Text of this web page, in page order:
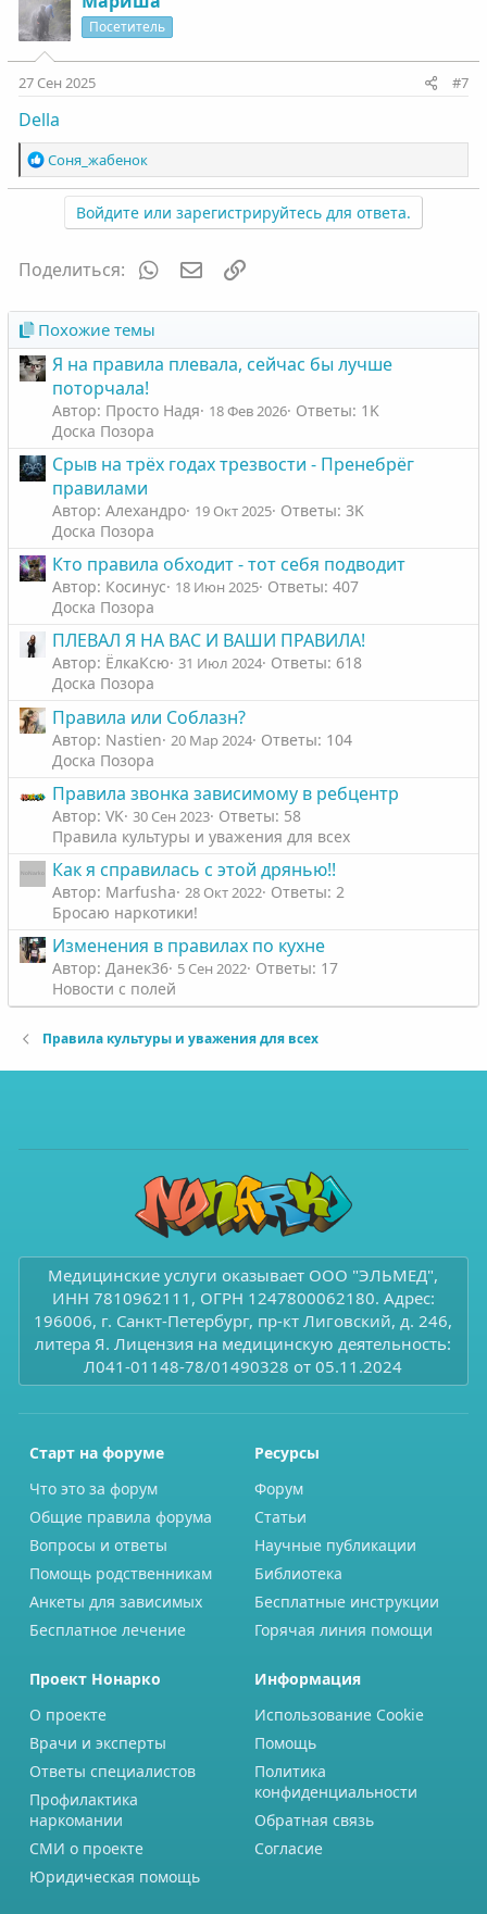
Посетитель
27 Сен 2025 #7
Della
Р
е
и
Соня_жабенок
Войдите или зарегистрируйтесь для ответа.
Поделиться: WhatsAppЭлектронная почта
Похожие темы
Я на правила плевала, сейчас бы лучше
поторчала!
Автор: Просто Надя 18 Фев 2026 Ответы: 1K
Доска Позора
Срыв на трёх годах трезвости - Пренебрёг
правилами
Автор: Алехандро 19 Окт 2025 Ответы: 3K
Доска Позора
Кто правила обходит - тот себя подводит
Автор: Косинус 18 Июн 2025 Ответы: 407
Доска Позора
ПЛЕВАЛ Я НА ВАС И ВАШИ ПРАВИЛА!
Автор: ЁлкаКсю 31 Июл 2024 Ответы: 618
Доска Позора
Правила или Соблазн?
Автор: Nastien 20 Мар 2024 Ответы: 104
Доска Позора
Правила звонка зависимому в ребцентр
Автор: VK 30 Сен 2023 Ответы: 58
Правила культуры и уважения для всех
Как я справилась с этой дрянью!!
Автор: Marfusha 28 Окт 2022 Ответы: 2
Бросаю наркотики!
Изменения в правилах по кухне
Автор: Данек36 5 Сен 2022 Ответы: 17
Новости с полей
Правила культуры и уважения для всех
Медицинские услуги оказывает ООО "ЭЛЬМЕД",
ИНН 7810962111, ОГРН 1247800062180. Адрес:
196006, г. Санкт-Петербург, пр-кт Лиговский, д. 246,
литера Я. Лицензия на медицинскую деятельность:
Л041-01148-78/01490328 от 05.11.2024
Старт на форуме
Что это за форум
Общие правила форума
Вопросы и ответы
Помощь родственникам
Анкеты для зависимых
Бесплатное лечение
Ресурсы
Форум
Статьи
Научные публикации
Библиотека
Бесплатные инструкции
Горячая линия помощи
Проект Нонарко
О проекте
Врачи и эксперты
Ответы специалистов
Профилактика
наркомании
СМИ о проекте
Юридическая помощь
Информация
Использование Cookie
Помощь
Политика
конфиденциальности
Обратная связь
Согласие